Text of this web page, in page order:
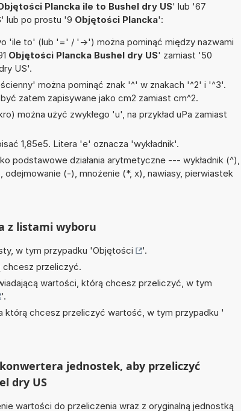
Plancka ile to Bushel dry US' lub '67
' lub po prostu '9 Objętości Plancka':
'ile to' (lub '=' / '->') można pominąć między nazwami
Objętości Plancka Bushel dry US' zamiast '50
US'.
można pominąć znak '^' w znakach '^2' i '^3'.
zatem zapisywane jako cm2 zamiast cm^2.
można użyć zwykłego 'u', na przykład uPa zamiast
1,85e5. Litera 'e' oznacza 'wykładnik'.
podstawowe działania arytmetyczne --- wykładnik (^),
odejmowanie (-), mnożenie (*, x), nawiasy, pierwiastek
z listami wyboru
w tym przypadku 'Objętości
'.
przeliczyć.
wartości, którą chcesz przeliczyć, w tym
'.
którą chcesz przeliczyć wartość, w tym przypadku '
jednostek, aby przeliczyć
dry US
wartości do przeliczenia wraz z oryginalną jednostką